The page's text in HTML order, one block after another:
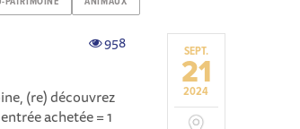
SEPT.
21
2024
958
(re) découvrez
achetée = 1